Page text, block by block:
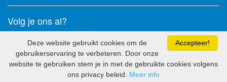
Volg je ons al?
2026 - Soft Solutions bv
Accepteer!
Deze website gebruikt cookies om de
gebruikerservaring te verbeteren. Door onze
website te gebruiken stem je in met de gebruikte cookies volgens
ons privacy beleid. Meer info